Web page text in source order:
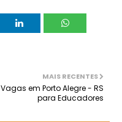
MAIS RECENTES
Vagas em Porto Alegre - RS
para Educadores